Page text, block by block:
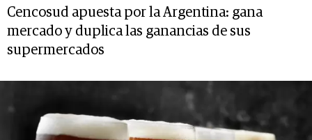
Cencosud apuesta por la Argentina: gana
mercado y duplica las ganancias de sus
supermercados